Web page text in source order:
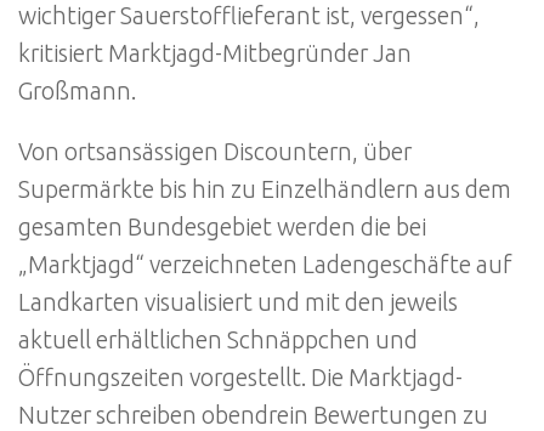
wichtiger Sauerstofflieferant ist, vergessen“,
kritisiert Marktjagd-Mitbegründer Jan
Großmann.
Von ortsansässigen Discountern, über
Supermärkte bis hin zu Einzelhändlern aus dem
gesamten Bundesgebiet werden die bei
„Marktjagd“ verzeichneten Ladengeschäfte auf
Landkarten visualisiert und mit den jeweils
aktuell erhältlichen Schnäppchen und
Öffnungszeiten vorgestellt. Die Marktjagd-
Nutzer schreiben obendrein Bewertungen zu